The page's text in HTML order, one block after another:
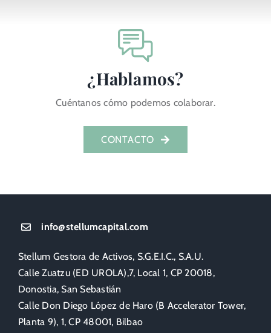
¿Hablamos?
Cuéntanos cómo podemos colaborar.
CONTACTO
info@stellumcapital.com
Stellum Gestora de Activos, S.G.E.I.C., S.A.U.
Calle Zuatzu (ED UROLA),7, Local 1, CP 20018,
Donostia, San Sebastián
Calle Don Diego López de Haro (B Accelerator Tower,
Planta 9), 1, CP 48001, Bilbao